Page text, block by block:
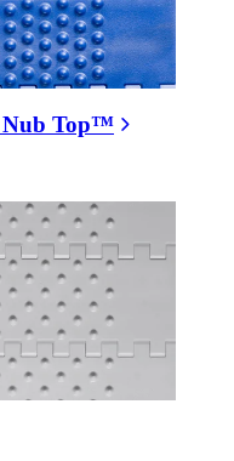
Nub Top™